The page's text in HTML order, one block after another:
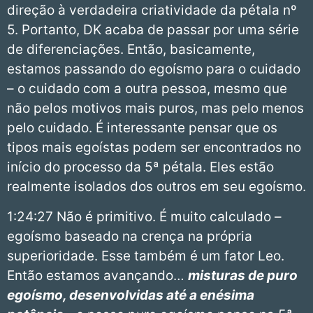
direção à verdadeira criatividade da pétala nº
5. Portanto, DK acaba de passar por uma série
de diferenciações. Então, basicamente,
estamos passando do egoísmo para o cuidado
– o cuidado com a outra pessoa, mesmo que
não pelos motivos mais puros, mas pelo menos
pelo cuidado. É interessante pensar que os
tipos mais egoístas podem ser encontrados no
início do processo da 5ª pétala. Eles estão
realmente isolados dos outros em seu egoísmo.
1:24:27 Não é primitivo. É muito calculado –
egoísmo baseado na crença na própria
superioridade. Esse também é um fator Leo.
Então estamos avançando… misturas de puro
egoísmo, desenvolvidas até a enésima